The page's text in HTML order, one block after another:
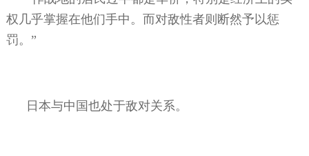
权几乎掌握在他们手中。而对敌性者则断然予以惩
罚。”
日本与中国也处于敌对关系。